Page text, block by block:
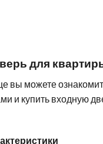
для
вы можете
и купить входную